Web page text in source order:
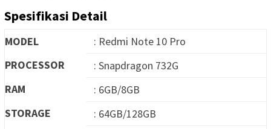
Spesifikasi Detail
MODEL
: Redmi Note 10 Pro
PROCESSOR
: Snapdragon 732G
RAM
: 6GB/8GB
STORAGE
: 64GB/128GB